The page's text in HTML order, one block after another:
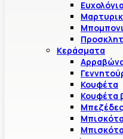
Ευχολόγια
Κεράσματα
Κουφέτα
Κουφέτα
Μπεζέδες